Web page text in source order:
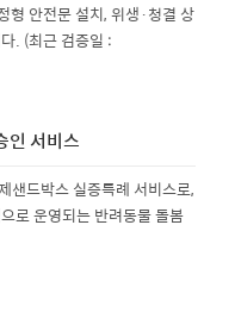
안전문 설치, 위생·청결 상
. (최근 검증일 :
인 서비스
샌드박스 실증특례 서비스로,
로 운영되는 반려동물 돌봄